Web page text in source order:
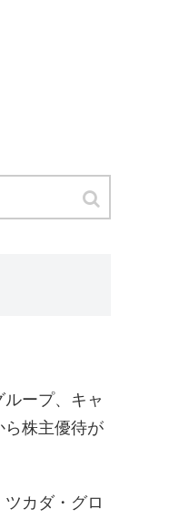
ープ、キャ
ら株主優待が
カダ・グロ